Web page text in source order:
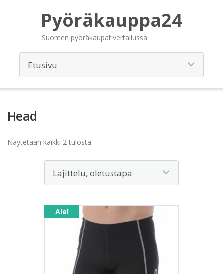
Pyöräkauppa24
Suomen pyöräkaupat vertailussa
Head
Näytetään kaikki 2 tulosta
Ale!